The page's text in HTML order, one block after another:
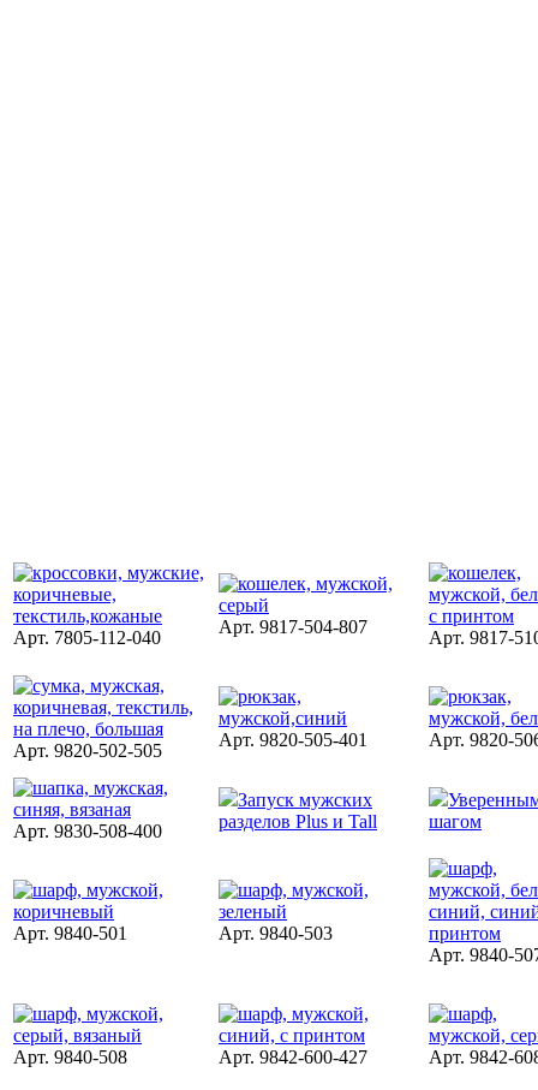
Арт. 7805-112-040
Арт. 9817-504-807
Арт. 9817-
Арт. 9820-502-505
Арт. 9820-505-401 Арт. 9820-
Арт. 9830-508-400
Запуск мужских
разделов Plus и Tall
шагом
Арт. 9840-501
Арт. 9840-503
Арт. 9840-
Арт. 9840-508 Арт. 9842-600-427 Арт. 9842-